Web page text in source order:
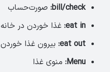
bill/check: صورت‌حساب
eat in: غذا خوردن در خانه
eat out: بیرون غذا خوردن
Menu: منوی غذا